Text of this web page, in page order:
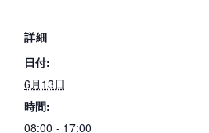
詳細
日付:
6月13日
時間:
08:00 - 17:00